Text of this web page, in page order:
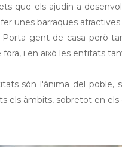
que els ajudin a
unes barraques
gent de casa però
i en això les entitats
són l'ànima del poble,
els àmbits, sobretot en els